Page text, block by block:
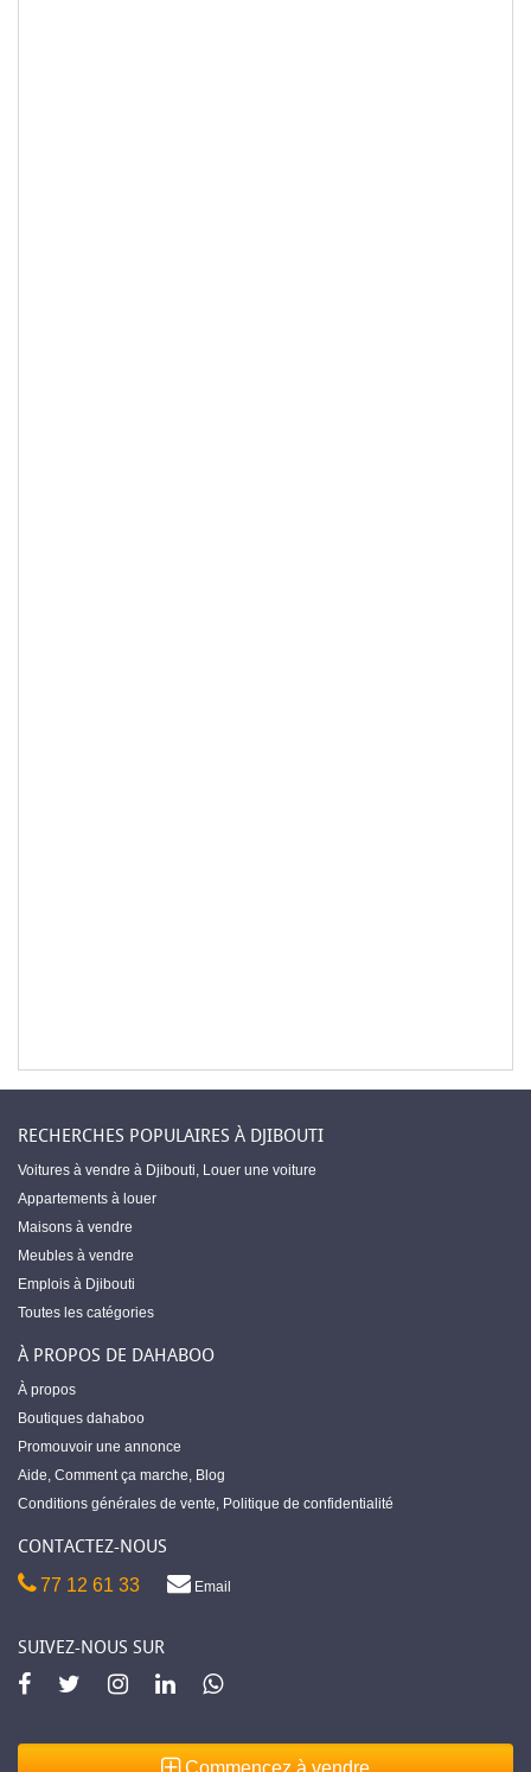
RECHERCHES POPULAIRES À DJIBOUTI
Voitures à vendre à Djibouti, Louer une voiture
Appartements à louer
Maisons à vendre
Meubles à vendre
Emplois à Djibouti
Toutes les catégories
À PROPOS DE DAHABOO
À propos
Boutiques dahaboo
Promouvoir une annonce
Aide, Comment ça marche, Blog
Conditions générales de vente, Politique de confidentialité
CONTACTEZ-NOUS
77 12 61 33 Email
SUIVEZ-NOUS SUR